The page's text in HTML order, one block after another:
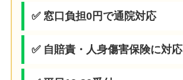
✅ 窓口負担0円で通院対応
✅ 自賠責・人身傷害保険に対応